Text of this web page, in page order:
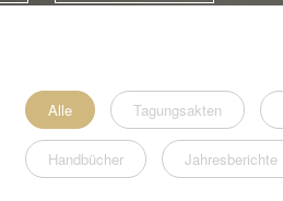
Alle Tagungsakten
Handbücher Jahresberichte